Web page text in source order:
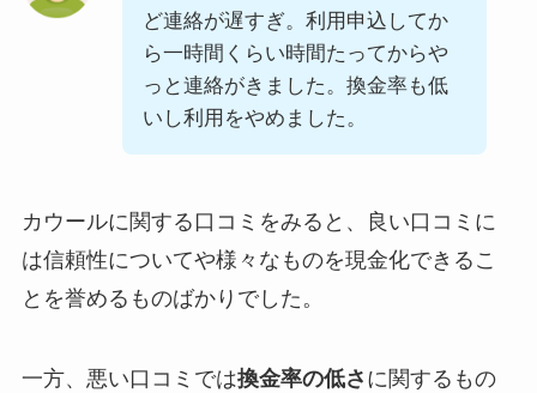
ど連絡が遅すぎ。利用申込してか
ら一時間くらい時間たってからや
っと連絡がきました。換金率も低
いし利用をやめました。
カウールに関する口コミをみると、良い口コミに
は信頼性についてや様々なものを現金化できるこ
とを誉めるものばかりでした。
一方、悪い口コミでは換金率の低さ に関するもの